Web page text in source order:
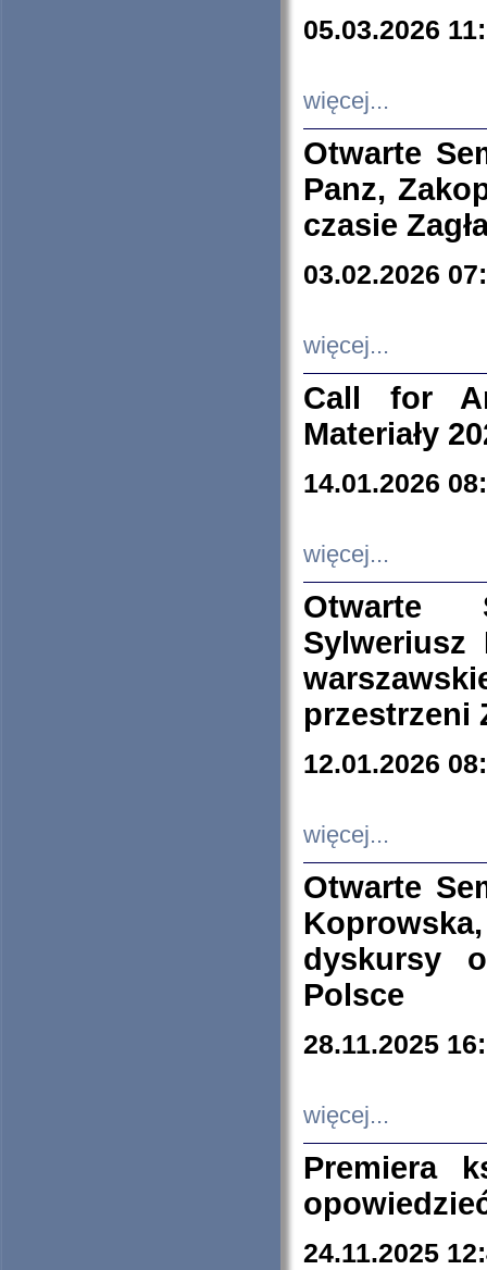
05.03.2026
więcej...
Otwarte
Panz,
czasie
03.02.2026
więcej...
Call for
Materiały
14.01.2026
więcej...
Otwarte
Sylweriusz
przestrzeni
12.01.2026
więcej...
Otwarte
dyskursy
Polsce
28.11.2025
więcej...
Premiera
24.11.2025